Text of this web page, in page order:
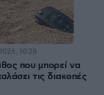
που μπορεί να
τις διακοπές
10:28